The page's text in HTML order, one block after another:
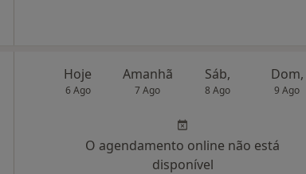
Hoje
6 Ago
Amanhã
7 Ago
Sáb,
8 Ago
Dom,
9 Ago
O agendamento online não está
disponível